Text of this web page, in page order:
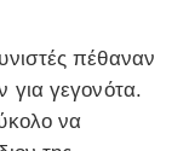
πέθαναν
για γεγονότα.
να